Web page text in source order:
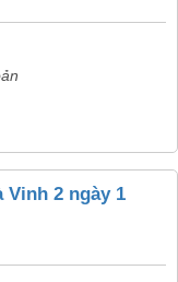
Vinh 2 ngày 1